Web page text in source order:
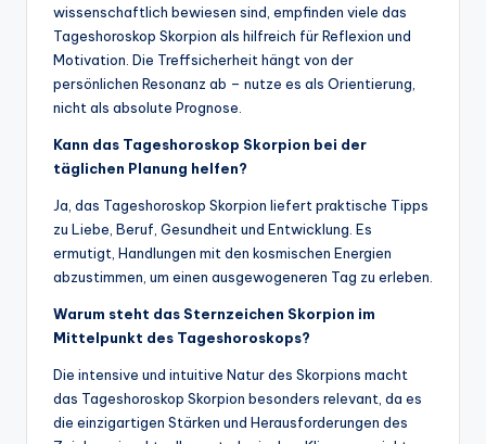
wissenschaftlich bewiesen sind, empfinden viele das
Tageshoroskop Skorpion als hilfreich für Reflexion und
Motivation. Die Treffsicherheit hängt von der
persönlichen Resonanz ab – nutze es als Orientierung,
nicht als absolute Prognose.
Kann das Tageshoroskop Skorpion bei der
täglichen Planung helfen?
Ja, das Tageshoroskop Skorpion liefert praktische Tipps
zu Liebe, Beruf, Gesundheit und Entwicklung. Es
ermutigt, Handlungen mit den kosmischen Energien
abzustimmen, um einen ausgewogeneren Tag zu erleben.
Warum steht das Sternzeichen Skorpion im
Mittelpunkt des Tageshoroskops?
Die intensive und intuitive Natur des Skorpions macht
das Tageshoroskop Skorpion besonders relevant, da es
die einzigartigen Stärken und Herausforderungen des